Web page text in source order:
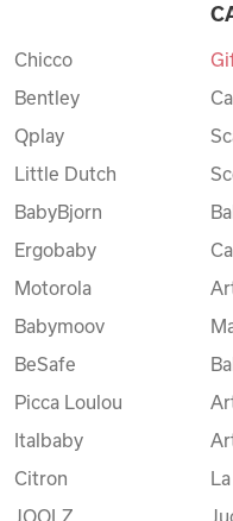
Chicco
Bentley
Qplay
Little Dutch
BabyBjorn
Ergobaby
Motorola
Babymoov
BeSafe
Picca Loulou
Italbaby
Citron
JOOLZ